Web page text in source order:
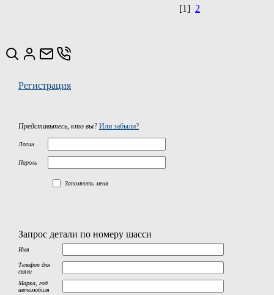
[1] 2
Регистрация
Представьтесь, кто вы? Или забыли?
Логин
Пароль
Запомнить меня
Запрос детали по номеру шасси
Имя
Телефон для
связи
Марка, год
автомобиля